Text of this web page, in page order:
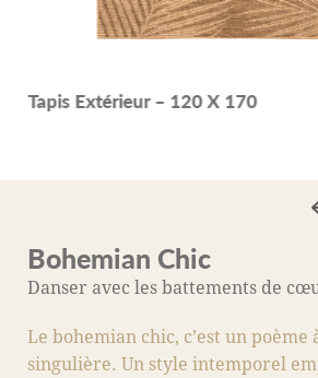
Tapis Extérieur – 120 X 170
Bohemian Chic
Danser avec les battements de
Le bohemian chic, c’est un poème
singulière. Un style intemporel